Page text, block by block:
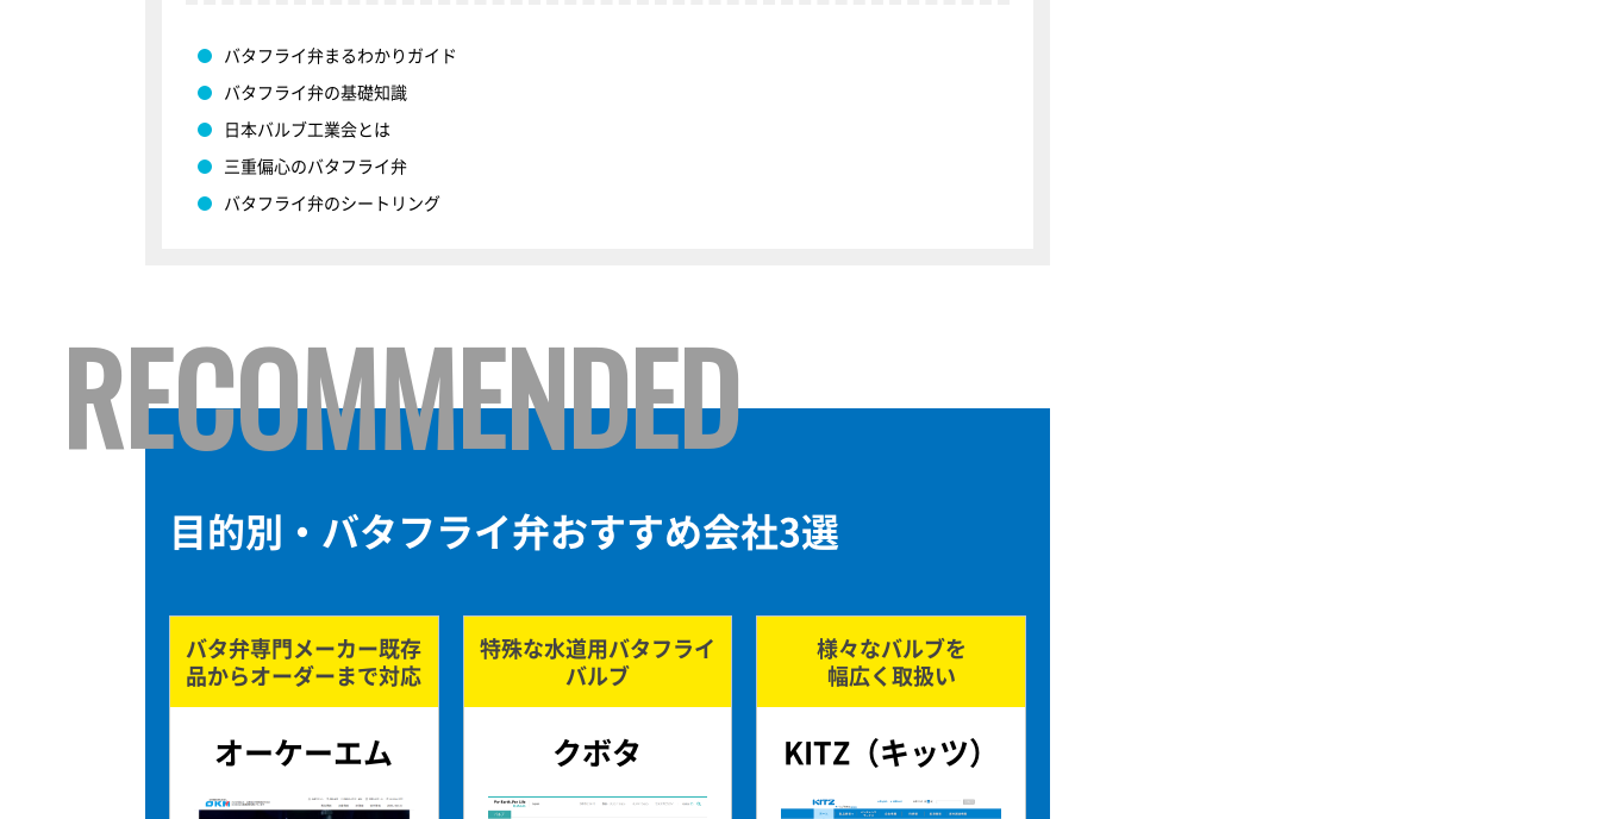
バタフライ弁まるわかりガイド
バタフライ弁の基礎知識
日本バルブ工業会とは
三重偏心のバタフライ弁
バタフライ弁のシートリング
RECOMMENDED
目的別・バタフライ弁おすすめ会社3選
バタ弁専門メーカー既存
品からオーダーまで対応
オーケーエム
特殊な水道用バタフライ
バルブ
クボタ
様々なバルブを
幅広く取扱い
KITZ（キッツ）